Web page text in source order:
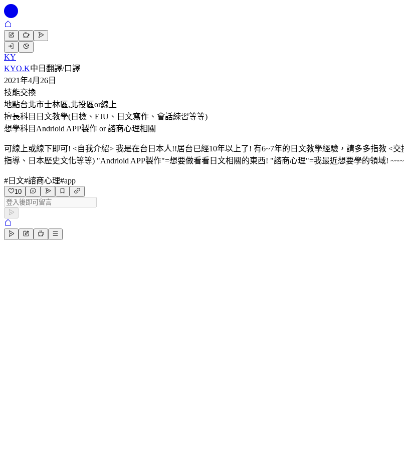
KY
KYO.K中日翻譯/口譯
2021年4月26日
技能交換
地點台北市士林區,北投區or線上
擅長科目 日文教學(日檢、EJU、日文寫作、會話練習等等)
想學科目 Andrioid APP製作 or 諮商心理相關
可線上或線下即可! <自我介紹> 我是在台日本人!!居台已經10年以上了! 有6~7年的日文教學經驗，請多多指教 <
指導、日本歷史文化等等) "Andrioid APP製作"=想要做看看日文相關的東西! "諮商心理"=我最近想要學的領域!
# 日文#諮商心理#app
10